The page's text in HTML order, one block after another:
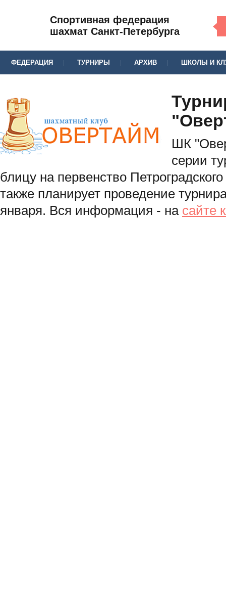
Спортивная федерация
шахмат Санкт-Петербурга
ФЕДЕРАЦИЯ ТУРНИРЫ АРХИВ ШКОЛЫ И
ШК
серии
блицу на первенство
также планирует проведение
января. Вся информация - на сайте